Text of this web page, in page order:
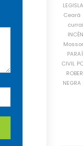
Ceará
CIVIL
NEGRA